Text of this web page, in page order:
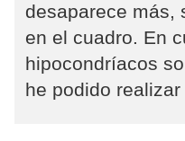
desaparece más,
en el cuadro. En
hipocondríacos
he podido